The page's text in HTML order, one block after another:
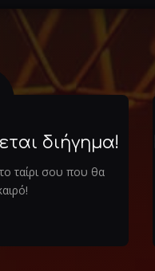
διήγημα!
ταίρι σου που θα